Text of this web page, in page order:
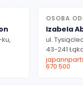
OSOBA
Izabela
ul.
43-241
670 500